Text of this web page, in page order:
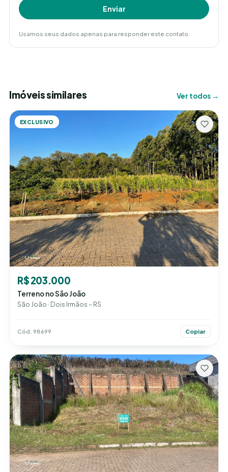
Enviar
Usamos seus dados apenas para responder este contato.
Imóveis similares Ver todos →
EXCLUSIVO
R$ 203.000
Terreno no São João
São João · Dois Irmãos – RS
Cód. 98699 Copiar